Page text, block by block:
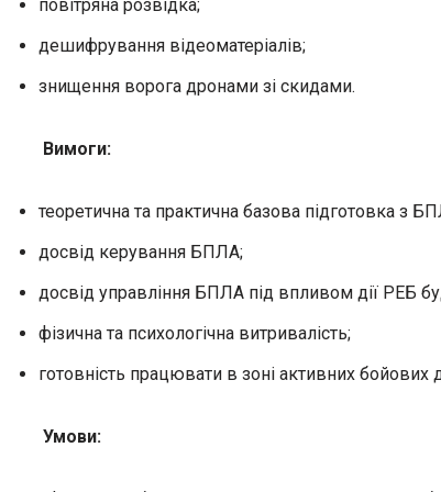
повітряна розвідка;
дешифрування відеоматеріалів;
знищення ворога дронами зі скидами.
Вимоги:
теоретична та практична базова підготовка з
досвід керування БПЛА;
досвід управління БПЛА під впливом дії РЕБ
фізична та психологічна витривалість;
готовність працювати в зоні активних бойових
Умови: